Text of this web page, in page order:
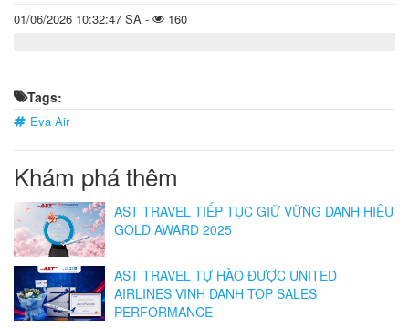
01/06/2026 10:32:47 SA - 160
Tags:
Eva Air
Khám phá thêm
AST TRAVEL TIẾP TỤC GIỮ VỮNG DANH HIỆU
GOLD AWARD 2025
AST TRAVEL TỰ HÀO ĐƯỢC UNITED
AIRLINES VINH DANH TOP SALES
PERFORMANCE